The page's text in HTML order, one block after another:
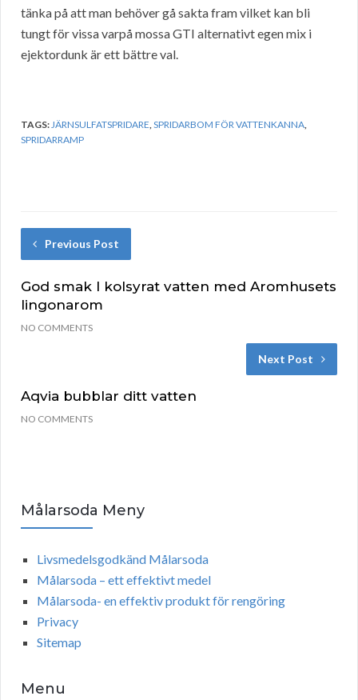
tänka på att man behöver gå sakta fram vilket kan bli
tungt för vissa varpå mossa GTI alternativt egen mix i
ejektordunk är ett bättre val.
TAGS:JÄRNSULFATSPRIDARE,SPRIDARBOM FÖR VATTENKANNA,
SPRIDARRAMP
Previous Post
God smak I kolsyrat vatten med Aromhusets
lingonarom
NO COMMENTS
Next Post
Aqvia bubblar ditt vatten
NO COMMENTS
Målarsoda Meny
Livsmedelsgodkänd Målarsoda
Målarsoda – ett effektivt medel
Målarsoda- en effektiv produkt för rengöring
Privacy
Sitemap
Menu